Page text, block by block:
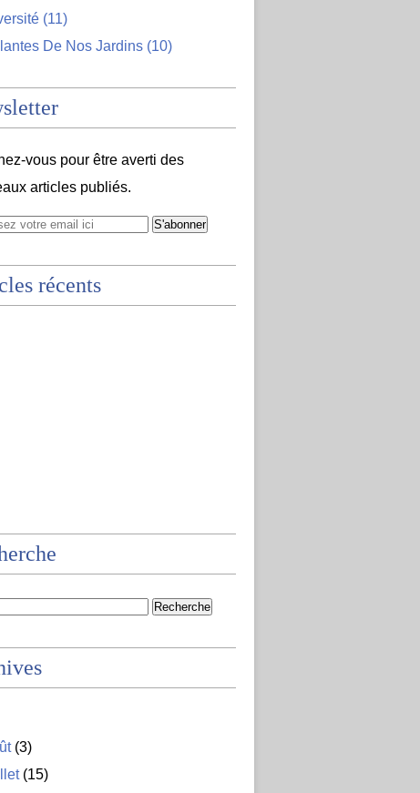
(11)
De Nos Jardins (10)
vous pour être averti des
articles publiés.
récents
(3)
(15)